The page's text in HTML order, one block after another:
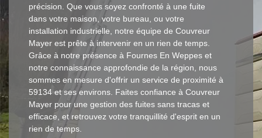
précision. Que vous soyez confronté à une fuite
dans votre maison, votre bureau, ou votre
installation industrielle, notre équipe de Couvreur
Mayer est prête à intervenir en un rien de temps.
Grâce à notre présence à Fournes En Weppes et
notre connaissance approfondie de la région, nous
sommes en mesure d'offrir un service de proximité à
59134 et ses environs. Faites confiance à Couvreur
Mayer pour une gestion des fuites sans tracas et
efficace, et retrouvez votre tranquillité d'esprit en un
rien de temps.